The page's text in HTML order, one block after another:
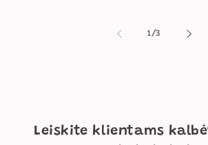
1/iš
3
Leiskite klientams